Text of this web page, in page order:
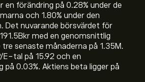
en förändring på ‎0.28‎% under de
och ‎1.80‎% under den
Det nuvarande börsvärdet för
med en genomsnittlig
senaste månaderna på 1.35M.
E-tal på 15.92 och en
på 0.03%. Aktiens beta ligger på